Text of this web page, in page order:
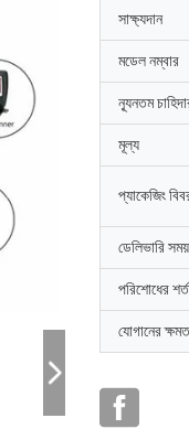
সাক্ষ্যদান
মডেল নম্বার
ন্যূনতম
মূল্য
প্যাকেজিং
ডেলিভারি সময়
পরিশোধের শর্ত
যোগানের